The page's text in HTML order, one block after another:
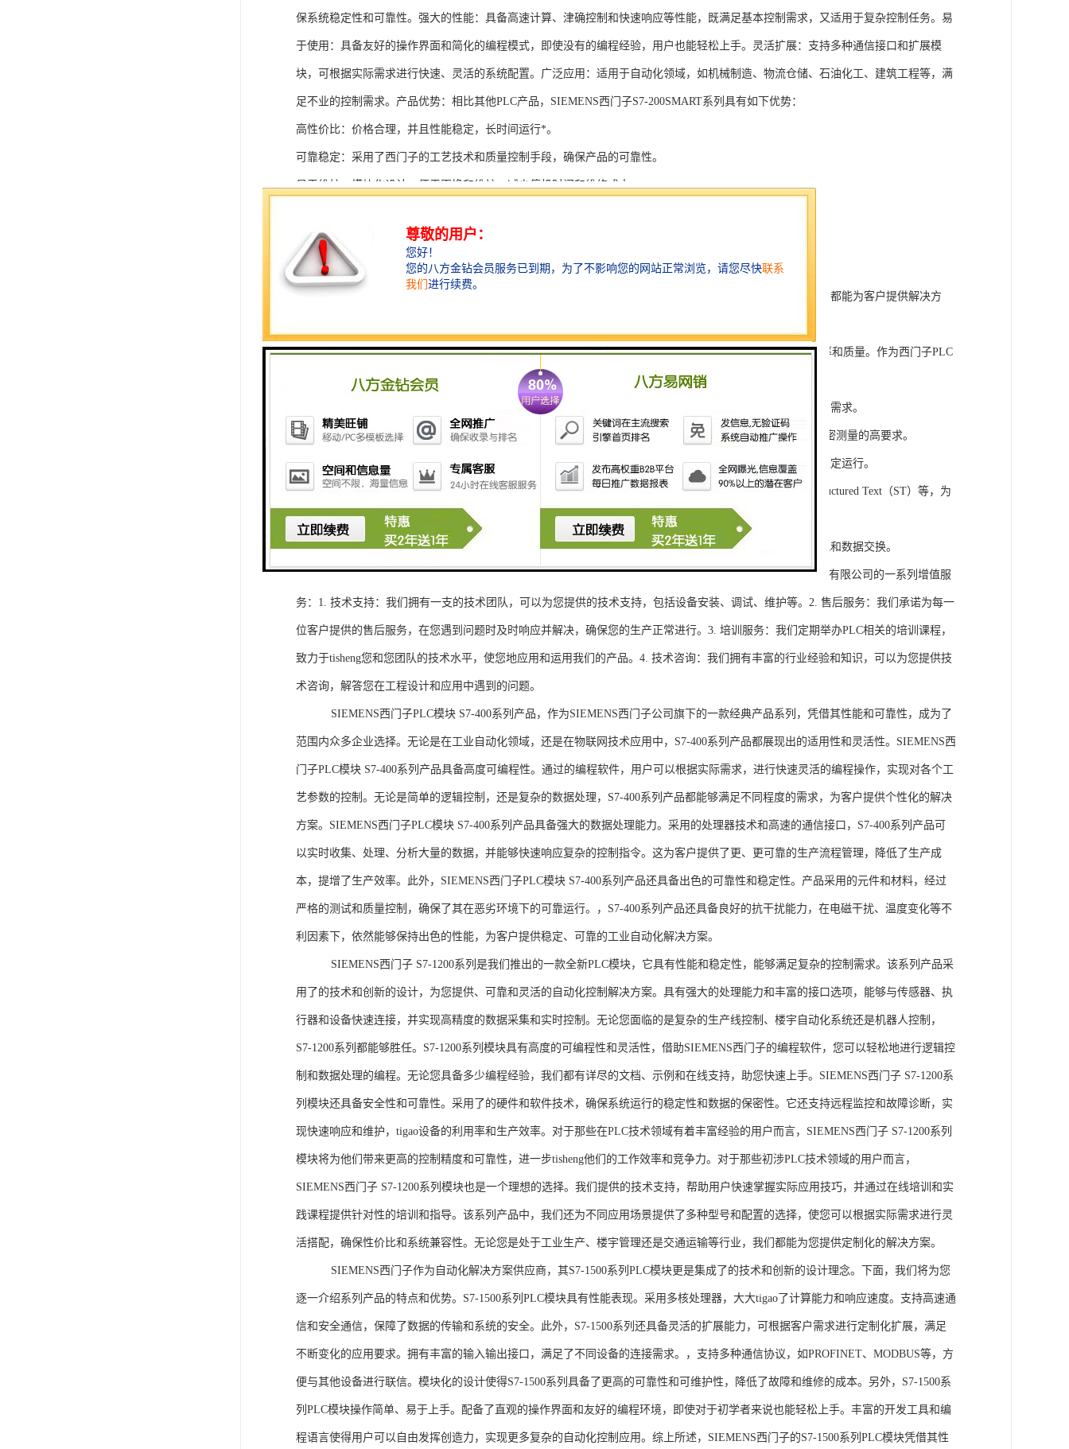
保系统稳定性和可靠性。强大的性能：具备高速计算、津确控制和快速响应等性能，既满足基本控制需求，又适用于复杂控制任务。易
于使用：具备友好的操作界面和简化的编程模式，即使没有的编程经验，用户也能轻松上手。灵活扩展：支持多种通信接口和扩展模
块，可根据实际需求进行快速、灵活的系统配置。广泛应用：适用于自动化领域，如机械制造、物流仓储、石油化工、建筑工程等，满
足不业的控制需求。产品优势：相比其他PLC产品，SIEMENS西门子S7-200SMART系列具有如下优势：
高性价比：价格合理，并且性能稳定，长时间运行*。
可靠稳定：采用了西门子的工艺技术和质量控制手段，确保产品的可靠性。
易于维护：模块化设计，便于更换和维护，减少停机时间和维修成本。
灵活配置：多种通信接口和编程模式可选，满足不同用户的个性化要求。
快速部署：配备了完善的软件工具和技术支持，可快速部署系统，缩短项目周期。
在智能科技、自动化科技和机电领域内有着到的见解。无论是提供技术咨询，还是进行技术开发和转让，我们都能为客户提供解决方
SIEMENS西门子PLC模块S7-300系列产品是一系列高可靠性、高性能的工控设备，旨在tisheng生产效率和质量。作为西门子PLC
系列中的重要组成部分，S7-300系列产品具有以下突出特点：
1. 灵活性和可扩展性：S7-300系列产品设计特，可根据客户需求灵活配置输入输出模块，满足不同规模工程的需求。
2. 高速、高精度的模拟量输入输出：S7-300系列产品支持多达8个模拟量输入输出通道，可满足对于控制和精密测量的高要求。
3. 高可靠性和稳定性：S7-300系列产品采用的硬件和软件技术，具有高度可靠性和稳定性，保证系统的长期稳定运行。
4. 灵活可编程：S7-300系列产品采用TIA Portal开发环境，支持多种编程语言，如Ladder Diagram（LD）、Structured Text（ST）等，为
工程师提供了更多编程选择。
5. 可靠的通讯接口：S7-300系列产品配备丰富的通讯接口，可与其他工控设备无缝集成，实现设备之间的通讯和数据交换。
购买SIEMENS西门子PLC模块S7-300系列产品，不仅获得了可靠的工控设备，还将获得浔之漫智控技术(上海)有限公司的一系列增值服
务：1. 技术支持：我们拥有一支的技术团队，可以为您提供的技术支持，包括设备安装、调试、维护等。2. 售后服务：我们承诺为每一
位客户提供的售后服务，在您遇到问题时及时响应并解决，确保您的生产正常进行。3. 培训服务：我们定期举办PLC相关的培训课程，
致力于tisheng您和您团队的技术水平，使您地应用和运用我们的产品。4. 技术咨询：我们拥有丰富的行业经验和知识，可以为您提供技
术咨询，解答您在工程设计和应用中遇到的问题。
SIEMENS西门子PLC模块 S7-400系列产品，作为SIEMENS西门子公司旗下的一款经典产品系列，凭借其性能和可靠性，成为了
范围内众多企业选择。无论是在工业自动化领域，还是在物联网技术应用中，S7-400系列产品都展现出的适用性和灵活性。SIEMENS西
门子PLC模块 S7-400系列产品具备高度可编程性。通过的编程软件，用户可以根据实际需求，进行快速灵活的编程操作，实现对各个工
艺参数的控制。无论是简单的逻辑控制，还是复杂的数据处理，S7-400系列产品都能够满足不同程度的需求，为客户提供个性化的解决
方案。SIEMENS西门子PLC模块 S7-400系列产品具备强大的数据处理能力。采用的处理器技术和高速的通信接口，S7-400系列产品可
以实时收集、处理、分析大量的数据，并能够快速响应复杂的控制指令。这为客户提供了更、更可靠的生产流程管理，降低了生产成
本，提增了生产效率。此外，SIEMENS西门子PLC模块 S7-400系列产品还具备出色的可靠性和稳定性。产品采用的元件和材料，经过
严格的测试和质量控制，确保了其在恶劣环境下的可靠运行。，S7-400系列产品还具备良好的抗干扰能力，在电磁干扰、温度变化等不
利因素下，依然能够保持出色的性能，为客户提供稳定、可靠的工业自动化解决方案。
SIEMENS西门子 S7-1200系列是我们推出的一款全新PLC模块，它具有性能和稳定性，能够满足复杂的控制需求。该系列产品采
用了的技术和创新的设计，为您提供、可靠和灵活的自动化控制解决方案。具有强大的处理能力和丰富的接口选项，能够与传感器、执
行器和设备快速连接，并实现高精度的数据采集和实时控制。无论您面临的是复杂的生产线控制、楼宇自动化系统还是机器人控制，
S7-1200系列都能够胜任。S7-1200系列模块具有高度的可编程性和灵活性，借助SIEMENS西门子的编程软件，您可以轻松地进行逻辑控
制和数据处理的编程。无论您具备多少编程经验，我们都有详尽的文档、示例和在线支持，助您快速上手。SIEMENS西门子 S7-1200系
列模块还具备安全性和可靠性。采用了的硬件和软件技术，确保系统运行的稳定性和数据的保密性。它还支持远程监控和故障诊断，实
现快速响应和维护，tigao设备的利用率和生产效率。对于那些在PLC技术领域有着丰富经验的用户而言，SIEMENS西门子 S7-1200系列
模块将为他们带来更高的控制精度和可靠性，进一步tisheng他们的工作效率和竞争力。对于那些初涉PLC技术领域的用户而言，
SIEMENS西门子 S7-1200系列模块也是一个理想的选择。我们提供的技术支持，帮助用户快速掌握实际应用技巧，并通过在线培训和实
践课程提供针对性的培训和指导。该系列产品中，我们还为不同应用场景提供了多种型号和配置的选择，使您可以根据实际需求进行灵
活搭配，确保性价比和系统兼容性。无论您是处于工业生产、楼宇管理还是交通运输等行业，我们都能为您提供定制化的解决方案。
SIEMENS西门子作为自动化解决方案供应商，其S7-1500系列PLC模块更是集成了的技术和创新的设计理念。下面，我们将为您
逐一介绍系列产品的特点和优势。S7-1500系列PLC模块具有性能表现。采用多核处理器，大大tigao了计算能力和响应速度。支持高速通
信和安全通信，保障了数据的传输和系统的安全。此外，S7-1500系列还具备灵活的扩展能力，可根据客户需求进行定制化扩展，满足
不断变化的应用要求。拥有丰富的输入输出接口，满足了不同设备的连接需求。，支持多种通信协议，如PROFINET、MODBUS等，方
便与其他设备进行联信。模块化的设计使得S7-1500系列具备了更高的可靠性和可维护性，降低了故障和维修的成本。另外，S7-1500系
列PLC模块操作简单、易于上手。配备了直观的操作界面和友好的编程环境，即使对于初学者来说也能轻松上手。丰富的开发工具和编
程语言使得用户可以自由发挥创造力，实现更多复杂的自动化控制应用。综上所述，SIEMENS西门子的S7-1500系列PLC模块凭借其性